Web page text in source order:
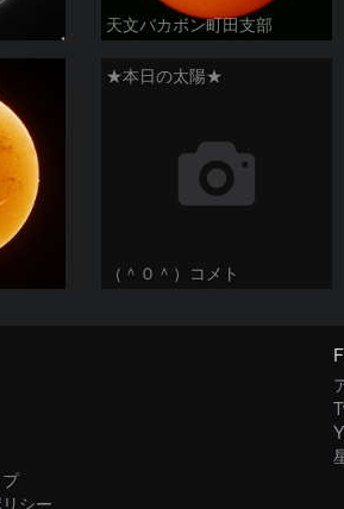
天文バカボン町田支部
★本日の太陽★
（＾０＾）コメト
シー